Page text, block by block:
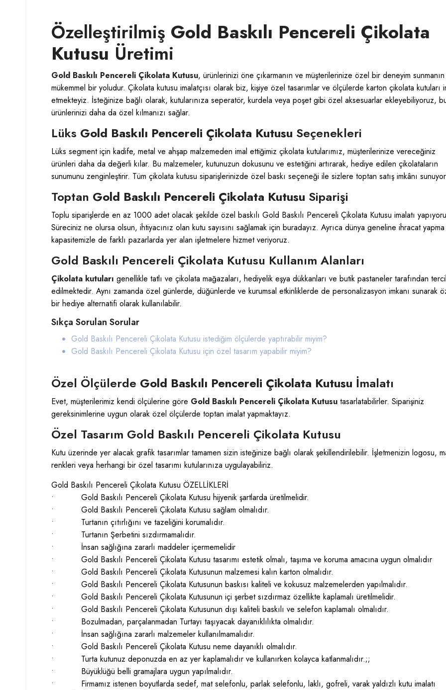
Özelleştirilmiş Gold Baskılı Pencereli Çikolata
Kutusu Üretimi
Gold Baskılı Pencereli Çikolata Kutusu, ürünlerinizi öne çıkarmanın ve müşterilerinize özel bir deneyim sunmanın
mükemmel bir yoludur. Çikolata kutusu imalatçısı olarak biz, kişiye özel tasarımlar ve ölçülerde karton çikolata kutuları
etmekteyiz. İsteğinize bağlı olarak, kutularınıza seperatör, kurdela veya poşet gibi özel aksesuarlar ekleyebiliyoruz,
ürünlerinizi daha da özel kılmanızı sağlar.
Lüks Gold Baskılı Pencereli Çikolata Kutusu Seçenekleri
Lüks segment için kadife, metal ve ahşap malzemeden imal ettiğimiz çikolata kutularımız, müşterilerinize vereceğiniz
ürünleri daha da değerli kılar. Bu malzemeler, kutunuzun dokusunu ve estetiğini artırarak, hediye edilen çikolataların
sunumunu zenginleştirir. Tüm çikolata kutusu siparişlerinizde özel baskı seçeneği ile sizlere toptan satış imkânı
Toptan Gold Baskılı Pencereli Çikolata Kutusu Siparişi
Toplu siparişlerde en az 1000 adet olacak şekilde özel baskılı Gold Baskılı Pencereli Çikolata Kutusu imalatı
Süreciniz ne olursa olsun, ihtiyacınız olan kutu sayısını sağlamak için buradayız. Ayrıca dünya geneline ihracat yapma
kapasitemizle de farklı pazarlarda yer alan işletmelere hizmet veriyoruz.
Gold Baskılı Pencereli Çikolata Kutusu Kullanım Alanları
Çikolata kutuları genellikle tatlı ve çikolata mağazaları, hediyelik eşya dükkanları ve butik pastaneler tarafından
edilmektedir. Aynı zamanda özel günlerde, düğünlerde ve kurumsal etkinliklerde de personalizasyon imkanı sunarak
bir hediye alternatifi olarak kullanılabilir.
Sıkça Sorulan Sorular
Gold Baskılı Pencereli Çikolata Kutusu istediğim ölçülerde yaptırabilir miyim?
Gold Baskılı Pencereli Çikolata Kutusu için özel tasarım yapabilir miyim?
Özel Ölçülerde Gold Baskılı Pencereli Çikolata Kutusu İmalatı
Evet, müşterilerimiz kendi ölçülerine göre Gold Baskılı Pencereli Çikolata Kutusu tasarlatabilirler. Siparişiniz
gereksinimlerine uygun olarak özel ölçülerde toptan imalat yapmaktayız.
Özel Tasarım Gold Baskılı Pencereli Çikolata Kutusu
Kutu üzerinde yer alacak grafik tasarımlar tamamen sizin isteğinize bağlı olarak şekillendirilebilir. İşletmenizin logosu,
renkleri veya herhangi bir özel tasarımı kutularınıza uygulayabiliriz.
Gold Baskılı Pencereli Çikolata Kutusu ÖZELLİKLERİ
• Gold Baskılı Pencereli Çikolata Kutusu hijyenik şartlarda üretilmelidir.
• Gold Baskılı Pencereli Çikolata Kutusu sağlam olmalıdır.
• Turtanın çıtırlığını ve tazeliğini korumalıdır.
• Turtanın Şerbetini sızdırmamalıdır.
• İnsan sağlığına zararlı maddeler içermemelidir
• Gold Baskılı Pencereli Çikolata Kutusu tasarımı estetik olmalı, taşıma ve koruma amacına uygun olmalıdır
• Gold Baskılı Pencereli Çikolata Kutusunun malzemesi kalın karton olmalıdır.
• Gold Baskılı Pencereli Çikolata Kutusunun baskısı kaliteli ve kokusuz malzemelerden yapılmalıdır.
• Gold Baskılı Pencereli Çikolata Kutusunun içi şerbet sızdırmaz özellikte kaplamalı üretilmelidir.
• Gold Baskılı Pencereli Çikolata Kutusunun dışı kaliteli baskılı ve selefon kaplamalı olmalıdır.
• Bozulmadan, parçalanmadan Turtayı taşıyacak dayanıklılıkta olmalıdır.
• İnsan sağlığına zararlı malzemeler kullanılmamalıdır.
• Gold Baskılı Pencereli Çikolata Kutusu neme dayanıklı olmalıdır.
• Turta kutunuz deponuzda en az yer kaplamalıdır ve kullanırken kolayca katlanmalıdır.;;
• Büyüklüğü belli gramajlara uygun yapılmalıdır.
• Firmamız istenen boyutlarda sedef, mat selefonlu, parlak selefonlu, laklı, gofreli, varak yaldızlı kutu imalatı